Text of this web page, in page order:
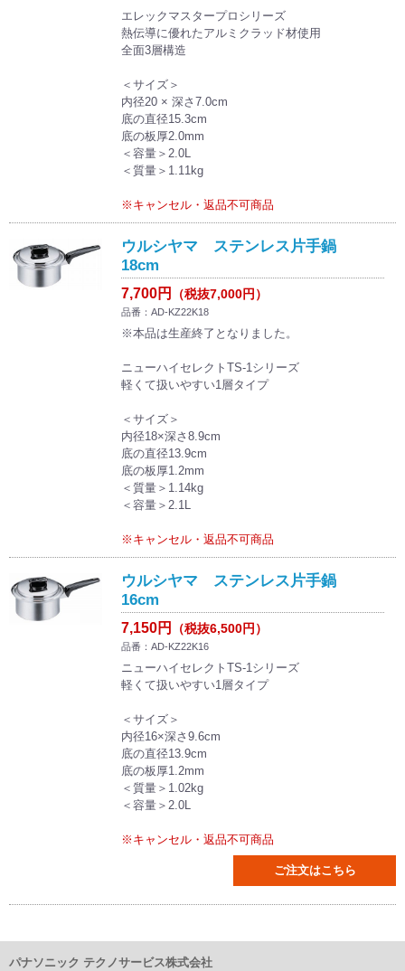
エレックマスタープロシリーズ
熱伝導に優れたアルミクラッド材使用
全面3層構造
＜サイズ＞
内径20 × 深さ7.0cm
底の直径15.3cm
底の板厚2.0mm
＜容量＞2.0L
＜質量＞1.11kg
※キャンセル・返品不可商品
ウルシヤマ ステンレス片手鍋
18cm
7,700円 （税抜7,000円）
品番：AD-KZ22K18
※本品は生産終了となりました。
ニューハイセレクトTS-1シリーズ
軽くて扱いやすい1層タイプ
＜サイズ＞
内径18×深さ8.9cm
底の直径13.9cm
底の板厚1.2mm
＜質量＞1.14kg
＜容量＞2.1L
※キャンセル・返品不可商品
ウルシヤマ ステンレス片手鍋
16cm
7,150円 （税抜6,500円）
品番：AD-KZ22K16
ニューハイセレクトTS-1シリーズ
軽くて扱いやすい1層タイプ
＜サイズ＞
内径16×深さ9.6cm
底の直径13.9cm
底の板厚1.2mm
＜質量＞1.02kg
＜容量＞2.0L
※キャンセル・返品不可商品
ご注文はこちら
パナソニック テクノサービス株式会社